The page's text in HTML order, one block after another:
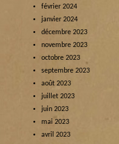
février 2024
janvier 2024
décembre 2023
novembre 2023
octobre 2023
septembre 2023
août 2023
juillet 2023
juin 2023
mai 2023
avril 2023